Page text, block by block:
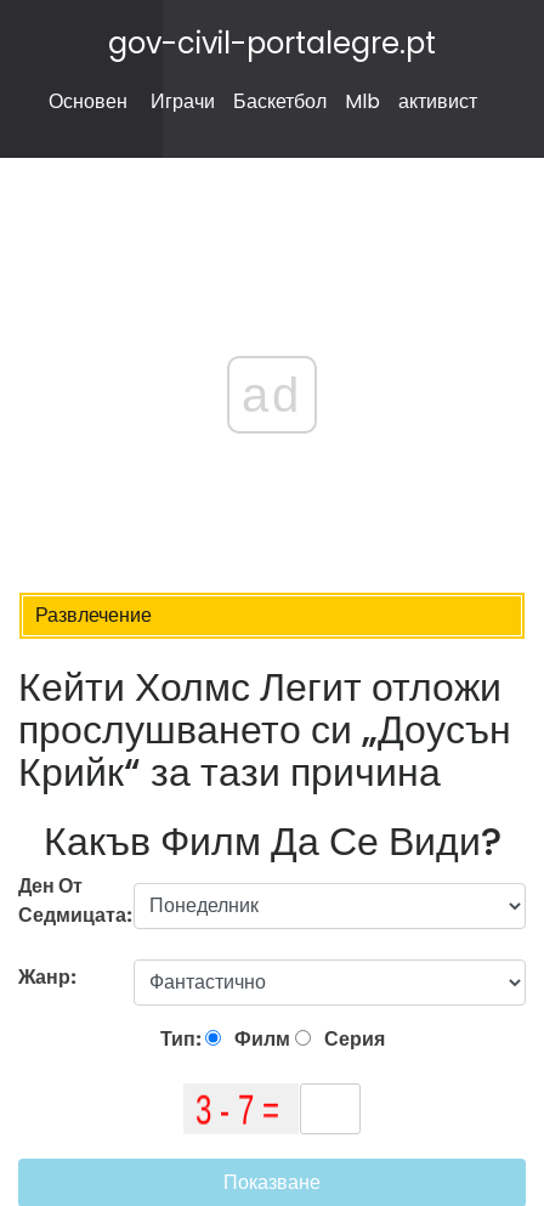
gov-civil-portalegre.pt
Основен Играчи Баскетбол Mlb активист
ad
Развлечение
Кейти Холмс Легит отложи
прослушването си „Доусън
Крийк“ за тази причина
Какъв Филм Да Се Види?
Ден От
Седмицата:
Жанр:
Тип: Филм Серия
Показване